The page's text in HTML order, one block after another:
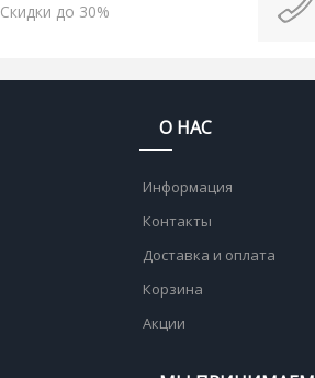
Скидки до 30%
О НАС
Информация
Контакты
Доставка и оплата
Корзина
Акции